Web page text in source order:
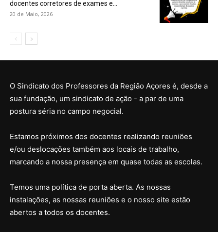
docentes corretores de exames e...
20 de Maio, 2026
O Sindicato dos Professores da Região Açores é, desde a
sua fundação, um sindicato de ação - a par de uma
postura séria no campo negocial.
Estamos próximos dos docentes realizando reuniões
e/ou deslocações também aos locais de trabalho,
marcando a nossa presença em quase todas as escolas.
Temos uma política de porta aberta. As nossas
instalações, as nossas reuniões e o nosso site estão
abertos a todos os docentes.